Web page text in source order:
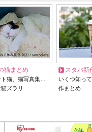
猫まとめ
ト猫、猫写真集…
ズラリ
スタバ新
いくつ知っ
作まとめ